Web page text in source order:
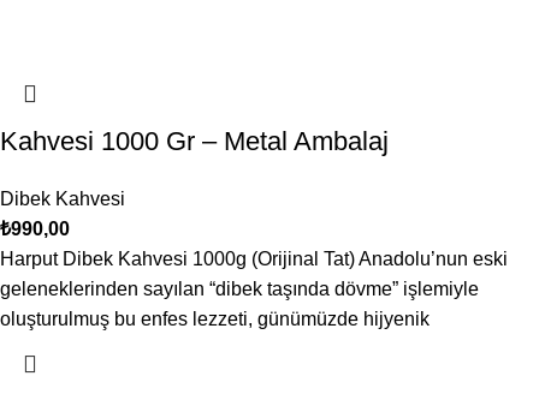
Kahvesi 1000 Gr – Metal Ambalaj
Dibek Kahvesi
₺990,00
Harput Dibek Kahvesi 1000g (Orijinal Tat) Anadolu’nun eski
geleneklerinden sayılan “dibek taşında dövme” işlemiyle
oluşturulmuş bu enfes lezzeti, günümüzde hijyenik